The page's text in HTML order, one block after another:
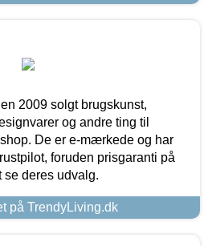
2009 solgt brugskunst,
og andre ting til
De er e-mærkede og har
foruden prisgaranti på
se deres udvalg.
på TrendyLiving.dk